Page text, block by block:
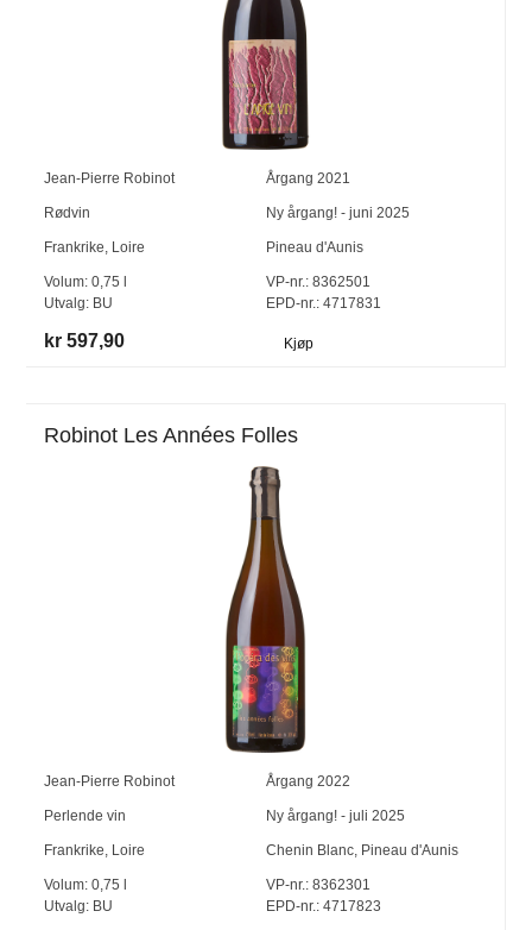
Jean-Pierre Robinot Årgang 2021
Rødvin Ny årgang! - juni 2025
Frankrike Loire Pineau d'Aunis
Volum:0,75 l
Utvalg: BU
VP-nr.:8362501
EPD-nr.: 4717831
kr 597,90 Kjøp
Robinot Les Années Folles
Jean-Pierre Robinot Årgang 2022
Perlende vin Ny årgang! - juli 2025
Frankrike Loire Chenin Blanc, Pineau d'Aunis
Volum:0,75 l
Utvalg: BU
VP-nr.:8362301
EPD-nr.: 4717823